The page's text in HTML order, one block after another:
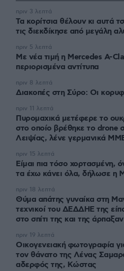
Τα κορίτσια θέλουν κι αυτά
τις διεκδίκησε από μεγάλη
πριν 3 λεπτά
Με νέα τιμή η Mercedes A-
περιορισμένα αντίτυπα
πριν 5 λεπτά
Διακοπές στη Σύρο: Οι
πριν 8 λεπτά
Πυρομαχικά μετέφερε το
στο οποίο βρέθηκε το drone
Λειψίας, λένε γερμανικά
πριν 11 λεπτά
Είμαι πια τόσο χορτασμένη,
τα έχω κάνει όλα, δήλωσε η
πριν 15 λεπτά
Θύμα απάτης γυναίκα στη
τεχνικοί του ΔΕΔΔΗΕ της
στο σπίτι της και της
πριν 18 λεπτά
Οικογενειακή φωτογραφία
τον θάνατο της Λένας
αδερφός της, Κώστας
πριν 19 λεπτά